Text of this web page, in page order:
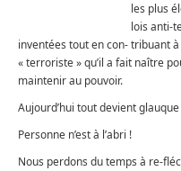
les plus
lois anti-
inventées tout en con- tribuant
« terroriste » qu’il a fait naître
maintenir au pouvoir.
Aujourd’hui tout devient
Personne n’est à l’abri !
Nous perdons du temps à re-